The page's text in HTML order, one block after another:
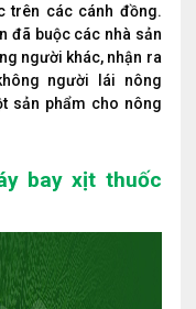
trên các cánh đồng.
đã buộc các nhà sản
người khác, nhận ra
người lái nông
sản phẩm cho nông
bay xịt thuốc